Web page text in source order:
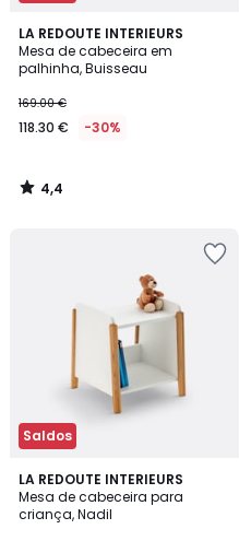
LA REDOUTE INTERIEURS
Mesa de cabeceira em
palhinha, Buisseau
169.00 €
118.30 € -30%
4,4
/ 5
4,4
/
Saldos
LA REDOUTE INTERIEURS
Mesa de cabeceira para
criança, Nadil
4,8
/ 5